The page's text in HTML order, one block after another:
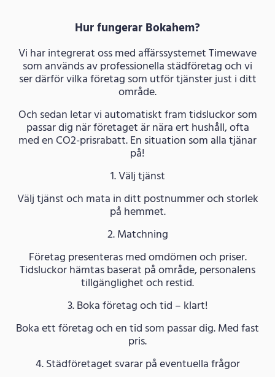
Hur fungerar Bokahem?
Vi har integrerat oss med affärssystemet Timewave
som används av professionella städföretag och vi
ser därför vilka företag som utför tjänster just i ditt
område.
Och sedan letar vi automatiskt fram tidsluckor som
passar dig när företaget är nära ert hushåll, ofta
med en CO2-prisrabatt. En situation som alla tjänar
på!
1. Välj tjänst
Välj tjänst och mata in ditt postnummer och storlek
på hemmet.
2. Matchning
Företag presenteras med omdömen och priser.
Tidsluckor hämtas baserat på område, personalens
tillgänglighet och restid.
3. Boka företag och tid – klart!
Boka ett företag och en tid som passar dig. Med fast
pris.
4. Städföretaget svarar på eventuella frågor